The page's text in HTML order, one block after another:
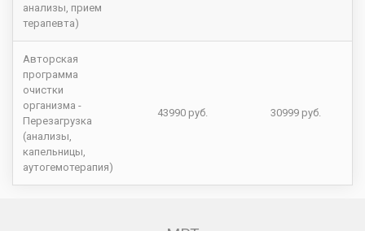
анализы, прием
терапевта)
Авторская
программа
очистки
организма -
Перезагрузка
(анализы,
капельницы,
аутогемотерапия)
43990 руб. 30999 руб.